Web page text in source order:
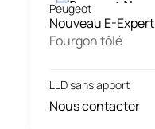
Peugeot
Nouveau E-Expert
Fourgon tôlé
LLD sans apport
Nous contacter